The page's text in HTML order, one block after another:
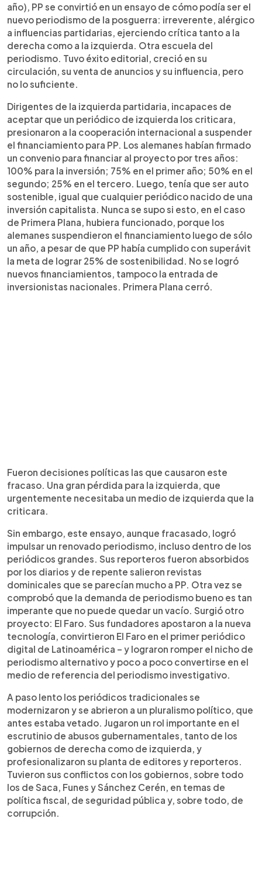
año), PP se convirtió en un ensayo de cómo podía ser el
nuevo periodismo de la posguerra: irreverente, alérgico
a influencias partidarias, ejerciendo crítica tanto a la
derecha como a la izquierda. Otra escuela del
periodismo. Tuvo éxito editorial, creció en su
circulación, su venta de anuncios y su influencia, pero
no lo suficiente.
Dirigentes de la izquierda partidaria, incapaces de
aceptar que un periódico de izquierda los criticara,
presionaron a la cooperación internacional a suspender
el financiamiento para PP. Los alemanes habían firmado
un convenio para financiar al proyecto por tres años:
100% para la inversión; 75% en el primer año; 50% en el
segundo; 25% en el tercero. Luego, tenía que ser auto
sostenible, igual que cualquier periódico nacido de una
inversión capitalista. Nunca se supo si esto, en el caso
de Primera Plana, hubiera funcionado, porque los
alemanes suspendieron el financiamiento luego de sólo
un año, a pesar de que PP había cumplido con superávit
la meta de lograr 25% de sostenibilidad. No se logró
nuevos financiamientos, tampoco la entrada de
inversionistas nacionales. Primera Plana cerró.
Fueron decisiones políticas las que causaron este
fracaso. Una gran pérdida para la izquierda, que
urgentemente necesitaba un medio de izquierda que la
criticara.
Sin embargo, este ensayo, aunque fracasado, logró
impulsar un renovado periodismo, incluso dentro de los
periódicos grandes. Sus reporteros fueron absorbidos
por los diarios y de repente salieron revistas
dominicales que se parecían mucho a PP. Otra vez se
comprobó que la demanda de periodismo bueno es tan
imperante que no puede quedar un vacío. Surgió otro
proyecto: El Faro. Sus fundadores apostaron a la nueva
tecnología, convirtieron El Faro en el primer periódico
digital de Latinoamérica – y lograron romper el nicho de
periodismo alternativo y poco a poco convertirse en el
medio de referencia del periodismo investigativo.
A paso lento los periódicos tradicionales se
modernizaron y se abrieron a un pluralismo político, que
antes estaba vetado. Jugaron un rol importante en el
escrutinio de abusos gubernamentales, tanto de los
gobiernos de derecha como de izquierda, y
profesionalizaron su planta de editores y reporteros.
Tuvieron sus conflictos con los gobiernos, sobre todo
los de Saca, Funes y Sánchez Cerén, en temas de
política fiscal, de seguridad pública y, sobre todo, de
corrupción.